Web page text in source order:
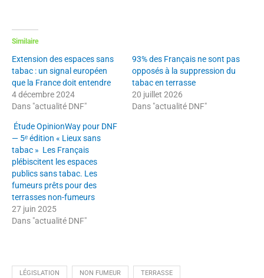
Similaire
Extension des espaces sans
tabac : un signal européen
que la France doit entendre
4 décembre 2024
Dans "actualité DNF"
93% des Français ne sont pas
opposés à la suppression du
tabac en terrasse
20 juillet 2026
Dans "actualité DNF"
Étude OpinionWay pour DNF
— 5ᵉ édition « Lieux sans
tabac » Les Français
plébiscitent les espaces
publics sans tabac. Les
fumeurs prêts pour des
terrasses non-fumeurs
27 juin 2025
Dans "actualité DNF"
LÉGISLATION NON FUMEUR TERRASSE